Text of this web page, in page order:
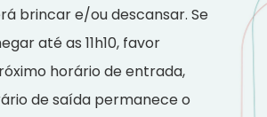
brincar e/ou descansar. Se
até as 11h10, favor
horário de entrada,
de saída permanece o